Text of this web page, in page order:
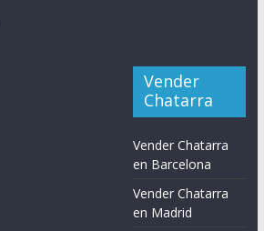
Vender
Chatarra
Vender Chatarra
en Barcelona
Vender Chatarra
en Madrid